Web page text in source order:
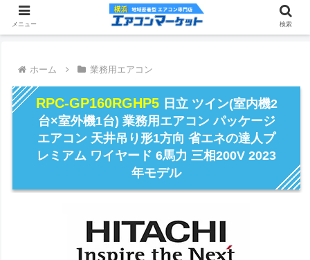
ホーム 業務用エアコン
RPC-GP160RGHP5 日立 ツイン(室内機2
台×室外機1台) 業務用エアコン パッケージ
エアコン 天井吊り形1方向 省エネの達人プ
レミアム ワイヤード 6馬力 三相200V 2023
年モデル
メニュー 検索